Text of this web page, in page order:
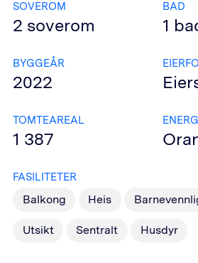
SOVEROM
2 soverom
BAD
1
BYGGEÅR
2022
TOMTEAREAL
1 387
FASILITETER
Balkong Heis
Utsikt Sentralt Husdyr